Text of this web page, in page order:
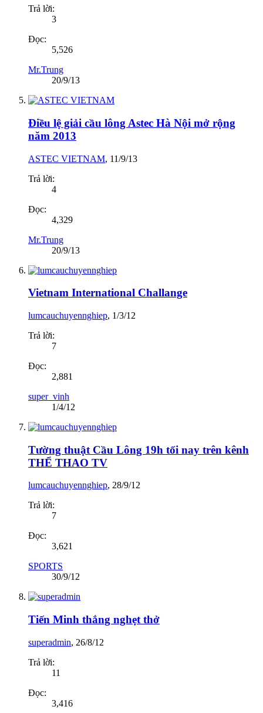
Trả lời:
3
Đọc:
5,526
Mr.Trung
20/9/13
Điều lệ giải cầu lông Astec Hà Nội mở rộng
năm 2013
ASTEC VIETNAM, 11/9/13
Trả lời:
4
Đọc:
4,329
Mr.Trung
20/9/13
Vietnam International Challange
lumcauchuyennghiep, 1/3/12
Trả lời:
7
Đọc:
2,881
super_vinh
1/4/12
Tường thuật Cầu Lông 19h tối nay trên kênh
THỂ THAO TV
lumcauchuyennghiep, 28/9/12
Trả lời:
7
Đọc:
3,621
SPORTS
30/9/12
Tiến Minh thắng nghẹt thở
superadmin, 26/8/12
Trả lời:
11
Đọc:
3,416